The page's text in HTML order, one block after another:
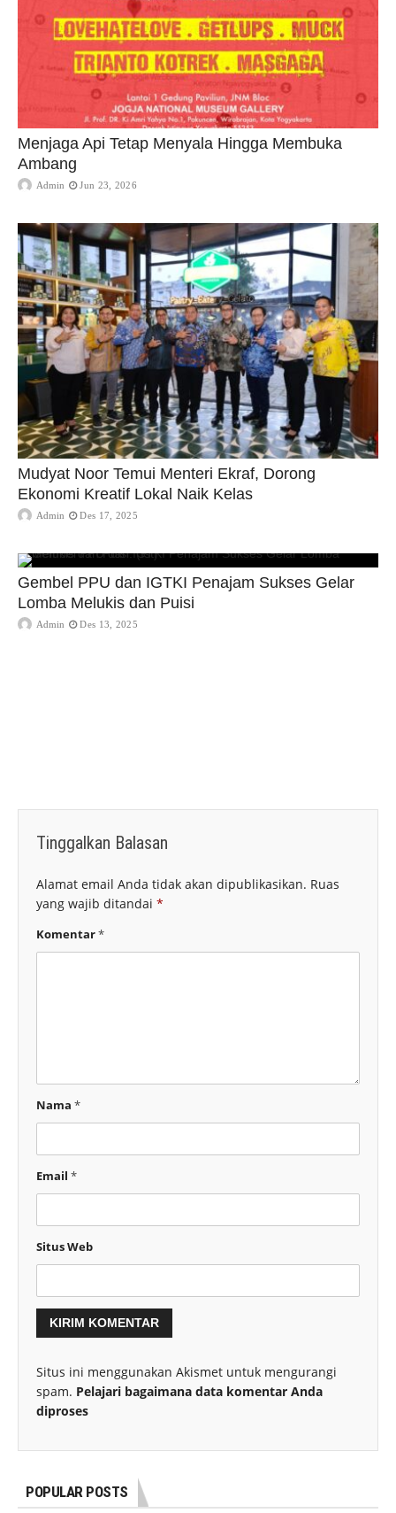
Menjaga Api Tetap Menyala Hingga Membuka
Ambang
Admin Jun 23, 2026
Mudyat Noor Temui Menteri Ekraf, Dorong
Ekonomi Kreatif Lokal Naik Kelas
Admin Des 17, 2025
Gembel PPU dan IGTKI Penajam Sukses Gelar
Lomba Melukis dan Puisi
Admin Des 13, 2025
Tinggalkan Balasan
Alamat email Anda tidak akan dipublikasikan. Ruas
yang wajib ditandai *
Komentar*
Nama *
Email *
Situs Web
Situs ini menggunakan Akismet untuk mengurangi
spam. Pelajari bagaimana data komentar Anda
diproses
POPULAR POSTS